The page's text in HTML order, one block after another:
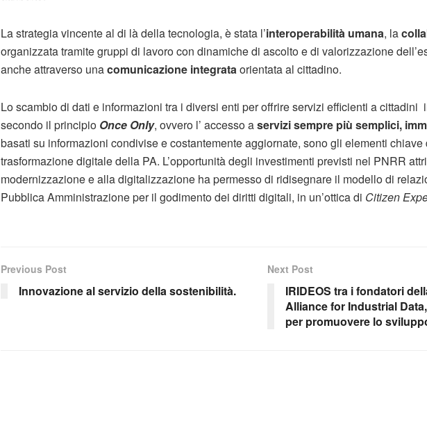
La strategia vincente al di là della tecnologia, è stata l’interoperabilità umana, la
organizzata tramite gruppi di lavoro con dinamiche di ascolto e di valorizzazione
anche attraverso unacomunicazione integrataorientata al cittadino.
Lo scambio di dati e informazioni tra i diversi enti per offrire servizi efficienti a cittadini
secondo il principio Once Only, ovvero l’ accesso aservizi sempre più semplici,
basati su informazioni condivise e costantemente aggiornate, sono gli elementi chiave
trasformazione digitale della PA. L’opportunità degli investimenti previsti nel PNRR
modernizzazione e alla digitalizzazione ha permesso di ridisegnare il modello di
Pubblica Amministrazione per il godimento dei diritti digitali, in un’ottica di Citizen
Previous Post
Innovazione al servizio della sostenibilità.
Next Post
IRIDEOS tra i fondatori
Alliance for Industrial
per promuovere lo